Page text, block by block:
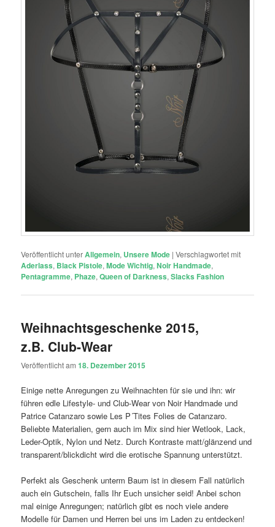
Veröffentlicht unterAllgemein, Unsere Mode |Verschlagwortet mit
Aderlass, Black Pistole,Mode Wichtig,Noir Handmade,
Pentagramme, Phaze,Queen of Darkness,Slacks Fashion
Weihnachtsgeschenke 2015,
z.B. Club-Wear
Veröffentlicht am18. Dezember 2015
Einige nette Anregungen zu Weihnachten für sie und ihn: wir
führen edle Lifestyle- und Club-Wear von Noir Handmade und
Patrice Catanzaro sowie Les P´Tites Folies de Catanzaro.
Beliebte Materialien, gern auch im Mix sind hier Wetlook, Lack,
Leder-Optik, Nylon und Netz. Durch Kontraste matt/glänzend und
transparent/blickdicht wird die erotische Spannung unterstützt.
Perfekt als Geschenk unterm Baum ist in diesem Fall natürlich
auch ein Gutschein, falls Ihr Euch unsicher seid! Anbei schon
mal einige Anregungen; natürlich gibt es noch viele andere
Modelle für Damen und Herren bei uns im Laden zu entdecken!